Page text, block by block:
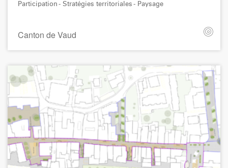
Participation - Stratégies territoriales - Paysage
Canton de Vaud